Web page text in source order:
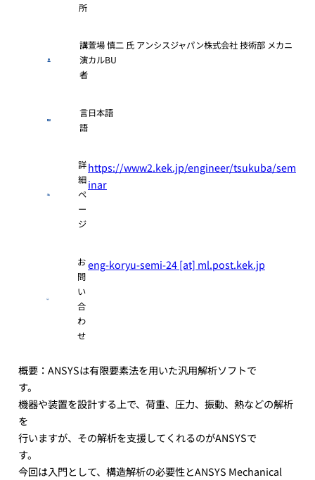
所
講
演
者
萱場 慎二 氏 アンシスジャパン株式会社 技術部 メカニ
カルBU
言
語
日本語
詳
細
ペ
ー
ジ
https://www2.kek.jp/engineer/tsukuba/sem
inar
お
問
い
合
わ
せ
eng-koryu-semi-24 [at] ml.post.kek.jp
概要：ANSYSは有限要素法を用いた汎用解析ソフトで
す。
機器や装置を設計する上で、荷重、圧力、振動、熱などの解析
を
行いますが、その解析を支援してくれるのがANSYSで
す。
今回は入門として、構造解析の必要性とANSYS Mechanical